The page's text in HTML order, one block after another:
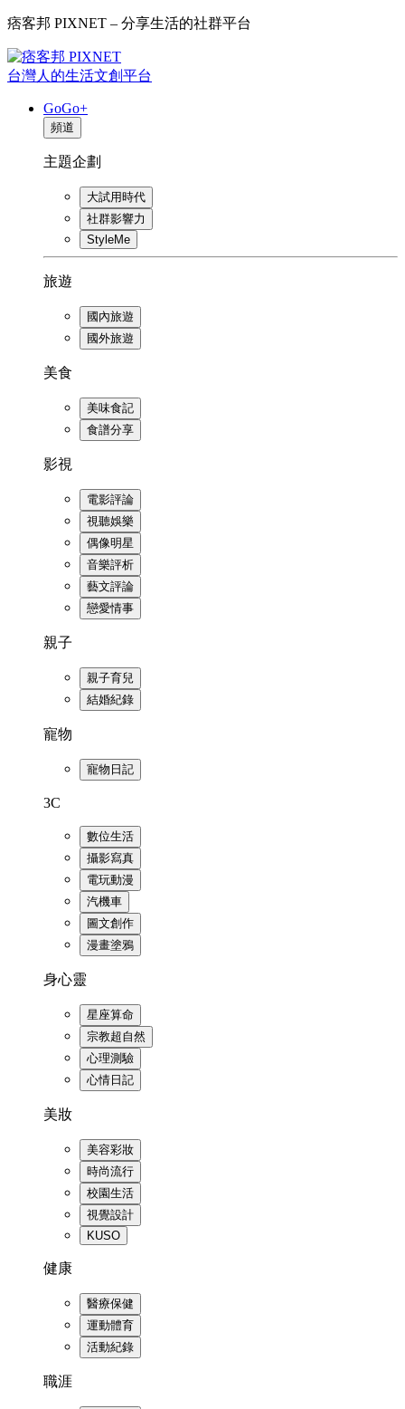
痞客邦 PIXNET – 分享生活的社群平台
台灣人的生活文創平台
GoGo+
頻道
主題企劃
大試用時代
社群影響力
StyleMe
旅遊
國內旅遊
國外旅遊
美食
美味食記
食譜分享
影視
電影評論
視聽娛樂
偶像明星
音樂評析
藝文評論
戀愛情事
親子
親子育兒
結婚紀錄
寵物
寵物日記
3C
數位生活
攝影寫真
電玩動漫
汽機車
圖文創作
漫畫塗鴉
身心靈
星座算命
宗教超自然
心理測驗
心情日記
美妝
美容彩妝
時尚流行
校園生活
視覺設計
KUSO
健康
醫療保健
運動體育
活動紀錄
職涯